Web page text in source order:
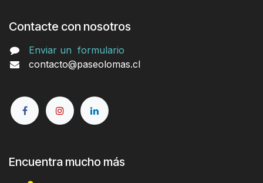
Contacte con nosotros
Enviar un formulario
contacto@paseolomas.cl
Encuentra mucho más